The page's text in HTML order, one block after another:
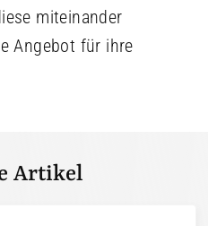
miteinander
Angebot für ihre
Artikel